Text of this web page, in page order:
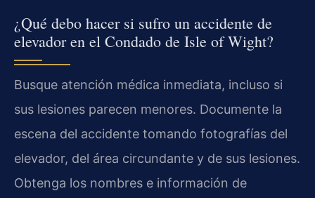
¿Qué debo hacer si sufro un accidente de
elevador en el Condado de Isle of Wight?
Busque atención médica inmediata, incluso si
sus lesiones parecen menores. Documente la
escena del accidente tomando fotografías del
elevador, del área circundante y de sus lesiones.
Obtenga los nombres e información de